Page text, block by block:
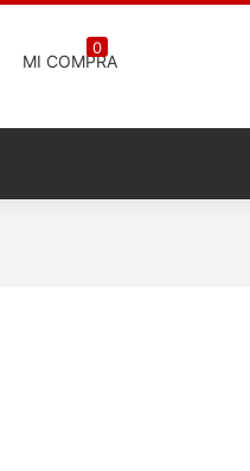
0
MI COMPRA